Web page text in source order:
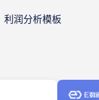
利润分析模板